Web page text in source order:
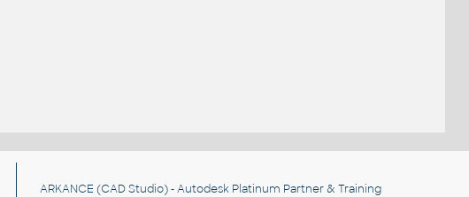
ARKANCE (CAD Studio) - Autodesk Platinum Partner & Training